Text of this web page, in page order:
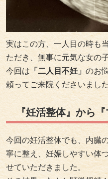
実はこの方、一人目の時も
ただき、無事に元気な女の
今回は 「二人目不妊」 のお
頼ってご来院くださいました
『妊活整体』から
今回の妊活整体でも、内臓
寧に整え、妊娠しやすい体
せていただきました。